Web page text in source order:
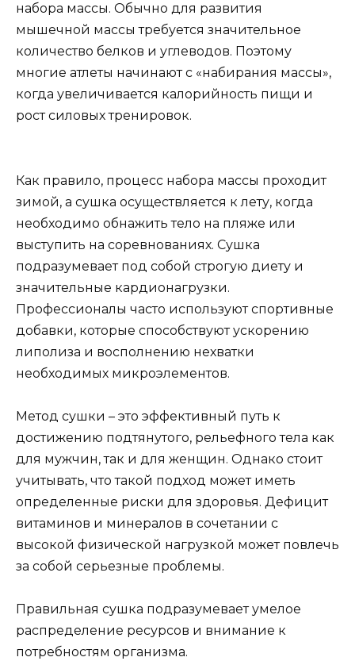
набора массы. Обычно для развития
мышечной массы требуется значительное
количество белков и углеводов. Поэтому
многие атлеты начинают с «набирания массы»,
когда увеличивается калорийность пищи и
рост силовых тренировок.
Как правило, процесс набора массы проходит
зимой, а сушка осуществляется к лету, когда
необходимо обнажить тело на пляже или
выступить на соревнованиях. Сушка
подразумевает под собой строгую диету и
значительные кардионагрузки.
Профессионалы часто используют спортивные
добавки, которые способствуют ускорению
липолиза и восполнению нехватки
необходимых микроэлементов.
Метод сушки – это эффективный путь к
достижению подтянутого, рельефного тела как
для мужчин, так и для женщин. Однако стоит
учитывать, что такой подход может иметь
определенные риски для здоровья. Дефицит
витаминов и минералов в сочетании с
высокой физической нагрузкой может повлечь
за собой серьезные проблемы.
Правильная сушка подразумевает умелое
распределение ресурсов и внимание к
потребностям организма.